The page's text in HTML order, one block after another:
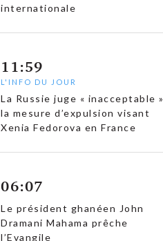
internationale
11:59
L'INFO DU JOUR
La Russie juge « inacceptable »
la mesure d’expulsion visant
Xenia Fedorova en France
06:07
Le président ghanéen John
Dramani Mahama prêche
l’Evangile